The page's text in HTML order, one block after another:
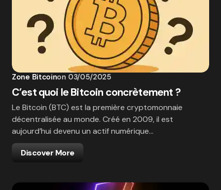
Zone Bitcoinon 03/05/2025
C’est quoi le Bitcoin concrètement ?
Le Bitcoin (BTC) est la première cryptomonnaie
décentralisée au monde. Créé en 2009, il est
aujourd’hui devenu un actif numérique…
Discover More